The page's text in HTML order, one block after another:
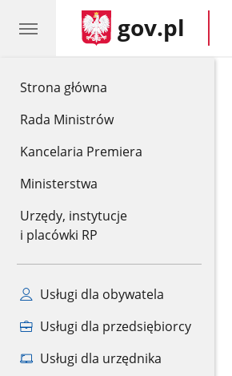
Strona główna
Rada Ministrów
Kancelaria Premiera
Ministerstwa
Urzędy, instytucje
i placówki RP
Usługi dla obywatela
Usługi dla przedsiębiorcy
Usługi dla urzędnika
gov.pl